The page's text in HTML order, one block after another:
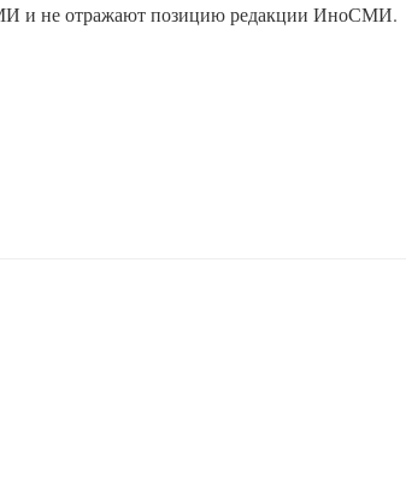
и не отражают позицию редакции ИноСМИ.